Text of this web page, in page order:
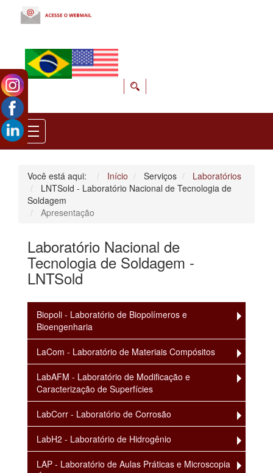
Você está aqui: Início Serviços
Laboratórios
LNTSold - Laboratório Nacional de Tecnologia de
Soldagem
Apresentação
Laboratório Nacional de
Tecnologia de Soldagem -
LNTSold
Biopoli - Laboratório de Biopolímeros e
Bioengenharia
LaCom - Laboratório de Materiais Compósitos
LabAFM - Laboratório de Modificação e
Caracterização de Superfícies
LabCorr - Laboratório de Corrosão
LabH2 - Laboratório de Hidrogênio
LAP - Laboratório de Aulas Práticas e Microscopia